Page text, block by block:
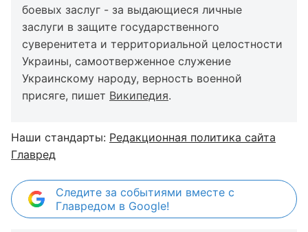
боевых заслуг - за выдающиеся личные
заслуги в защите государственного
суверенитета и территориальной целостности
Украины, самоотверженное служение
Украинскому народу, верность военной
присяге, пишет Википедия.
Наши стандарты: Редакционная политика сайта
Главред
Следите за событиями вместе с
Главредом в Google!